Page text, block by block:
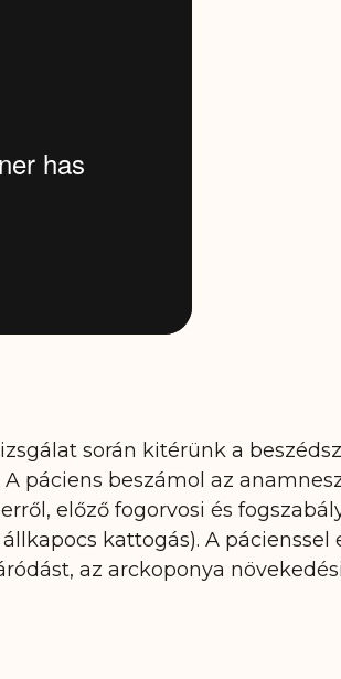
során kitérünk a
páciens beszámol az
előző fogorvosi és
kattogás). A
az arckoponya